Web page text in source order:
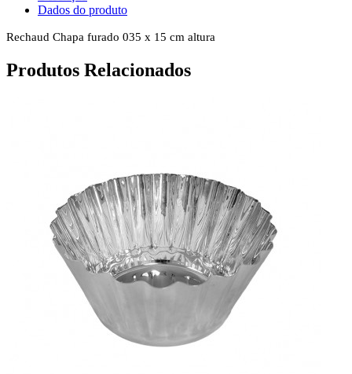
Dados do produto
Rechaud Chapa furado 035 x 15 cm altura
Produtos Relacionados